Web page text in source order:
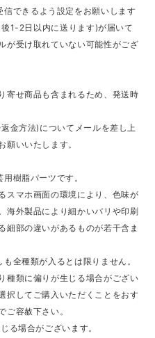
信できるよう設定をお願いします
1-2日以内に送ります)が届いて
が受け取れていない可能性がござ
寄せ商品も含まれるため、発送時
金方法)についてメールを差し上
願いいたします。
樹脂パーツです。
スマホ画面の環境により、色味が
海外製品により細かいバリや印刷
細部の違いがあるものが若干含ま
全種類が入るとは限りません。
種類に偏りが生じる場合がござい
択してご購入いただくことをおす
ご容赦下さい。
る場合がございます。